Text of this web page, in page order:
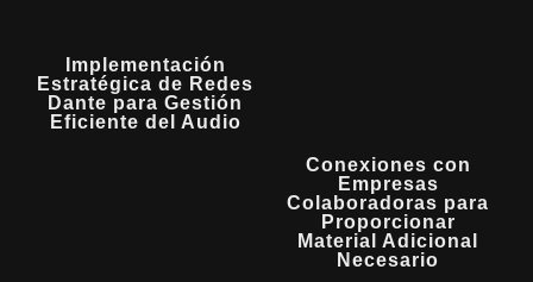
Implementación
Estratégica de Redes
Dante para Gestión
Eficiente del Audio
Conexiones con
Empresas
Colaboradoras para
Proporcionar
Material Adicional
Necesario